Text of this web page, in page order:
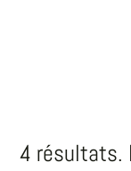
4 résultats.